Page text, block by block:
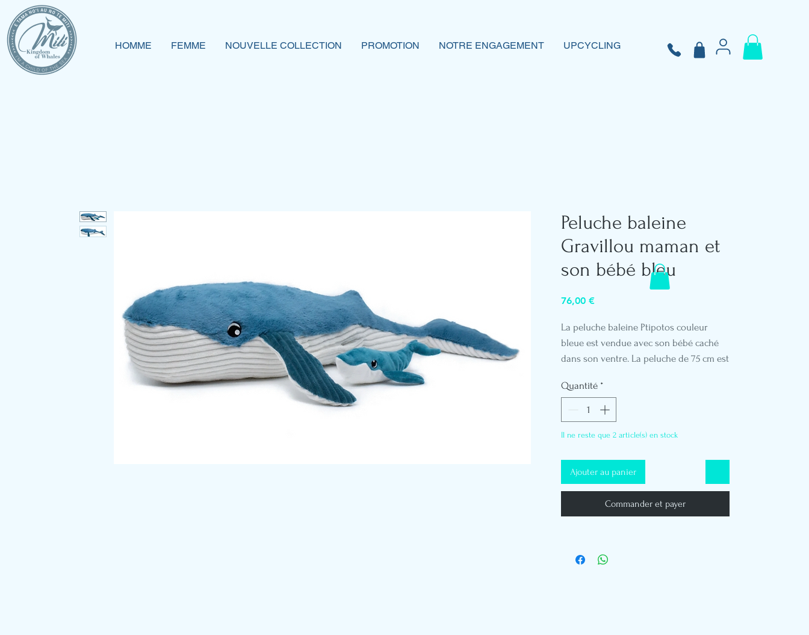
HOMME FEMME NOUVELLE COLLECTION PROMOTION NOTRE ENGAGEMENT UPCYCLING
Peluche baleine
Gravillou maman et
son bébé bleu
76,00 €Prix
La peluche baleine Ptipotos couleur
bleue est vendue avec son bébé caché
dans son ventre. La peluche de 75 cm est
Quantité *
Il ne reste que 2 article(s) en stock
Ajouter au panier
Commander et payer